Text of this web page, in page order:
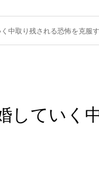
中取り残される恐怖を克服す
していく